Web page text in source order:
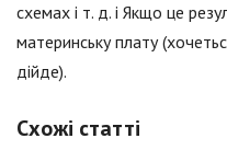
схемах і т. д. і Якщо це
материнську плату
дійде).
Схожі статті